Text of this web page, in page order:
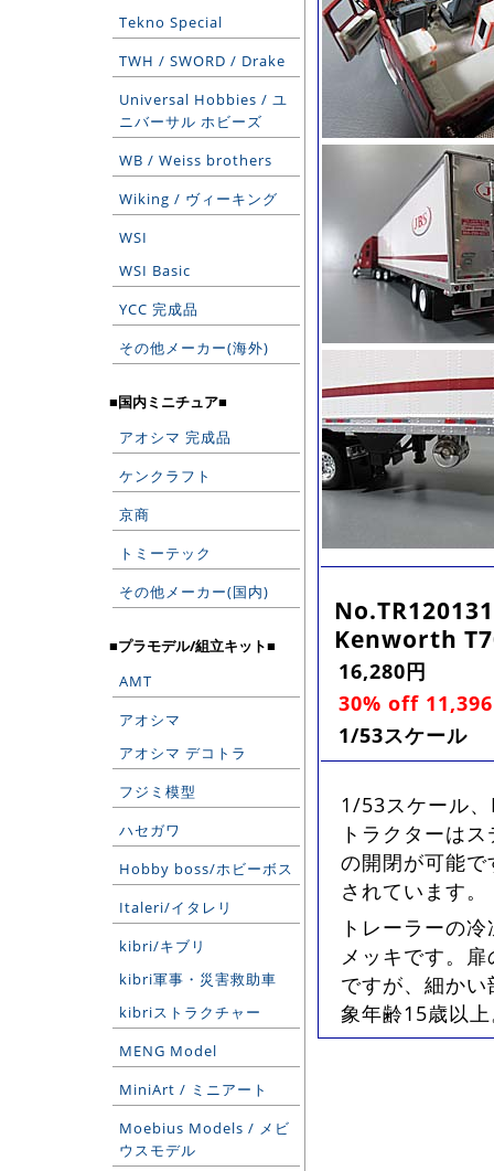
Tekno Special
TWH / SWORD / Drake
Universal Hobbies / ユ
ニバーサル ホビーズ
WB / Weiss brothers
Wiking / ヴィーキング
WSI
WSI Basic
YCC 完成品
その他メーカー(海外)
■国内ミニチュア■
アオシマ 完成品
ケンクラフト
京商
トミーテック
その他メーカー(国内)
■プラモデル/組立キット■
AMT
アオシマ
アオシマ デコトラ
フジミ模型
ハセガワ
Hobby boss/ホビーボス
Italeri/イタレリ
kibri/キブリ
kibri軍事・災害救助車
kibriストラクチャー
MENG Model
MiniArt / ミニアート
Moebius Models / メビ
ウスモデル
No.TR120131
Kenworth
16,280円
30% off
1/53スケール
1/53スケール
トラクターは
の開閉が可能
されています。
トレーラーの
メッキです。
ですが、細か
象年齢15歳以